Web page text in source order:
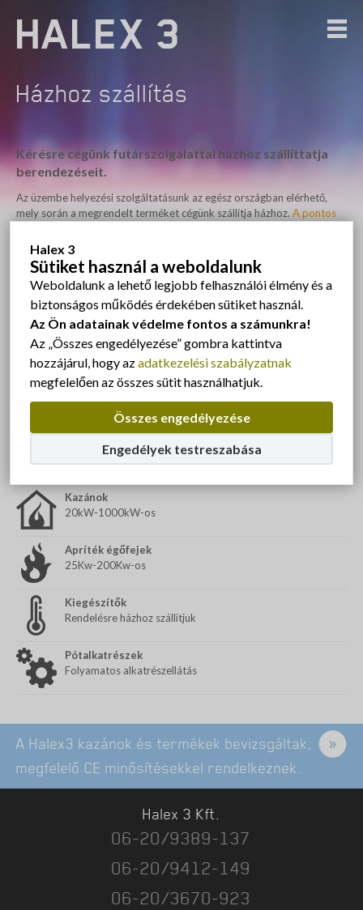
Halex 3
Sütiket használ a weboldalunk
Weboldalunk a lehető legjobb felhasználói élmény és a
biztonságos működés érdekében sütiket használ.
Az Ön adatainak védelme fontos a számunkra!
Az „Összes engedélyezése” gombra kattintva
hozzájárul, hogy azadatkezelési szabályzatnak
megfelelően az összes sütit használhatjuk.
Összes engedélyezése
Engedélyek testreszabása
HALEX 3
Házhoz szállítás
Kérésre cégünk futárszolgálattal házhoz szállíttatja
berendezéseit.
Az üzembe helyezési szolgáltatásunk az egész országban elérhető,
mely során a megrendelt terméket cégünk szállítja házhoz. A pontos
Ossza meg barátaival, ismerőseivel ezt az oldalt:
FACEBOOKON
TWITTEREN
EMAILBEN
Termékeink
Kazánok
20kW-1000kW-os
Apríték égőfejek
25Kw-200Kw-os
Kiegészítők
Rendelésre házhoz szállítjuk
Pótalkatrészek
Folyamatos alkatrészellátás
A Halex3 kazánok és termékek bevizsgáltak,
megfelelő CE minősítésekkel rendelkeznek.
Halex 3 Kft.
06-20/9389-137
06-20/9412-149
06-20/3670-923